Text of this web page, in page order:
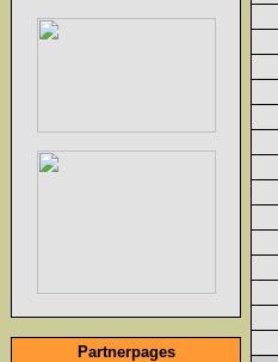
Partnerpages